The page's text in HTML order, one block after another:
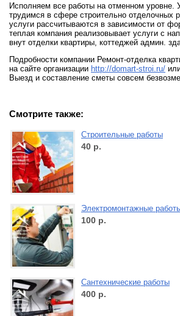
Исполняем все работы на отменном уровне.
трудимся в сфере строительно отделочных
услуги рассчитываются в зависимости от
теплая компания реализовывает услуги с
внут отделки квартиры, коттеджей админ.
Подробности компании Ремонт-отделка
на сайте организации http://domart-stroi.ru/
Выезд и составление сметы совсем
Смотрите также:
Строительные работы
40 р.
Электромонтажные
100 р.
Сантехнические работы
400 р.